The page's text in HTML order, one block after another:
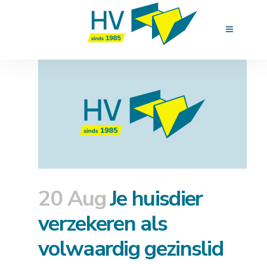
20 AugJe huisdier
verzekeren als
volwaardig gezinslid